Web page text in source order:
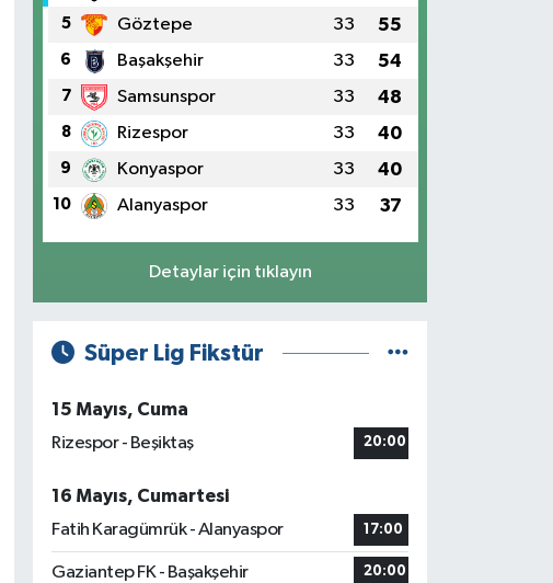
5 Göztepe 33 55
6 Başakşehir 33 54
7 Samsunspor 33 48
8 Rizespor 33 40
9 Konyaspor 33 40
10 Alanyaspor 33 37
Detaylar için tıklayın
Süper Lig Fikstür
15 Mayıs, Cuma
Rizespor - Beşiktaş
20:00
16 Mayıs, Cumartesi
Fatih Karagümrük - Alanyaspor
17:00
Gaziantep FK - Başakşehir 20:00